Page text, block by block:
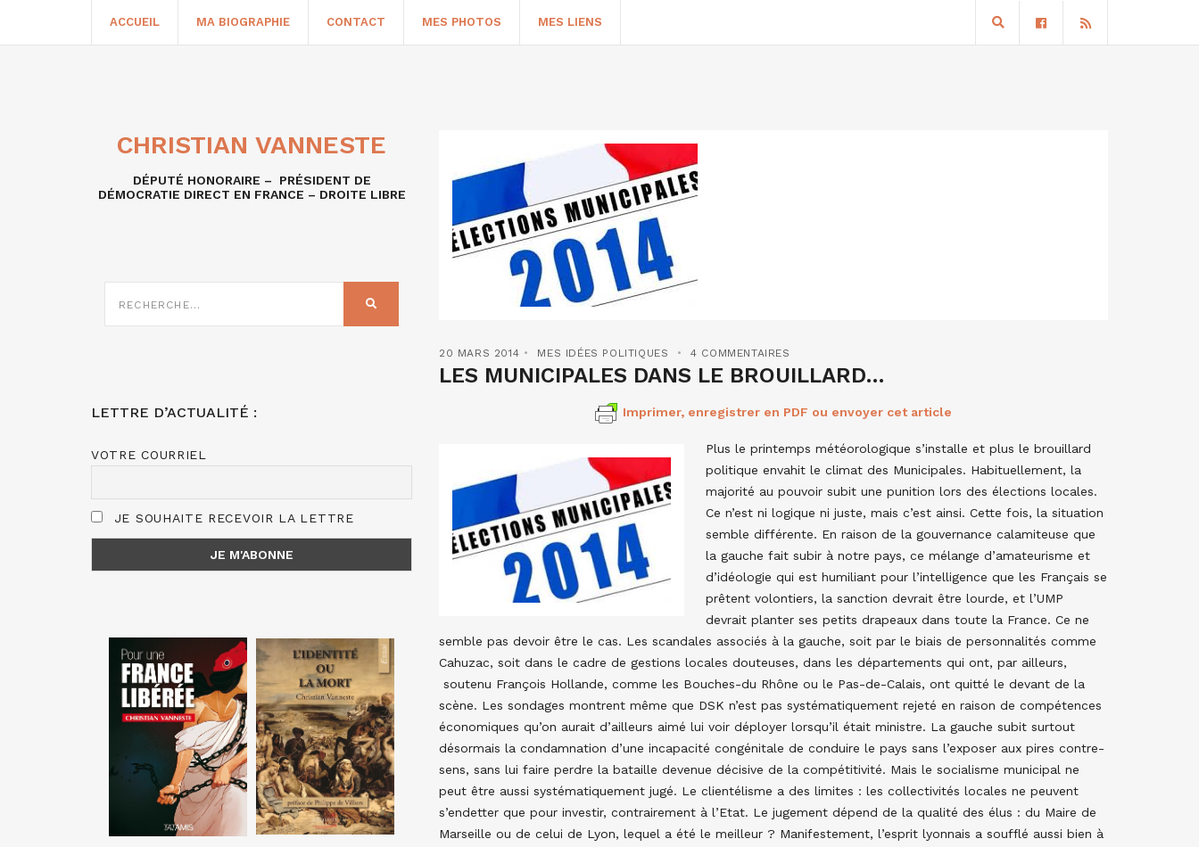
ACCUEIL MA BIOGRAPHIE CONTACT MES PHOTOS MES LIENS
20 MARS 2014 MES IDÉES POLITIQUES 4 COMMENTAIRES
LES MUNICIPALES DANS LE BROUILLARD…
Imprimer, enregistrer en PDF ou envoyer cet article
Plus le printemps météorologique s’installe et plus le brouillard
politique envahit le climat des Municipales. Habituellement, la
majorité au pouvoir subit une punition lors des élections locales.
Ce n’est ni logique ni juste, mais c’est ainsi. Cette fois, la situation
semble différente. En raison de la gouvernance calamiteuse que
la gauche fait subir à notre pays, ce mélange d’amateurisme et
d’idéologie qui est humiliant pour l’intelligence que les Français se
prêtent volontiers, la sanction devrait être lourde, et l’UMP
devrait planter ses petits drapeaux dans toute la France. Ce ne
semble pas devoir être le cas. Les scandales associés à la gauche, soit par le biais de personnalités comme
Cahuzac, soit dans le cadre de gestions locales douteuses, dans les départements qui ont, par ailleurs,
soutenu François Hollande, comme les Bouches-du Rhône ou le Pas-de-Calais, ont quitté le devant de la
scène. Les sondages montrent même que DSK n’est pas systématiquement rejeté en raison de compétences
économiques qu’on aurait d’ailleurs aimé lui voir déployer lorsqu’il était ministre. La gauche subit surtout
désormais la condamnation d’une incapacité congénitale de conduire le pays sans l’exposer aux pires contre-
sens, sans lui faire perdre la bataille devenue décisive de la compétitivité. Mais le socialisme municipal ne
peut être aussi systématiquement jugé. Le clientélisme a des limites : les collectivités locales ne peuvent
s’endetter que pour investir, contrairement à l’Etat. Le jugement dépend de la qualité des élus : du Maire de
Marseille ou de celui de Lyon, lequel a été le meilleur ? Manifestement, l’esprit lyonnais a soufflé aussi bien à
CHRISTIAN VANNESTE
DÉPUTÉ HONORAIRE – PRÉSIDENT DE
DÉMOCRATIE DIRECT EN FRANCE – DROITE LIBRE
SUR
LETTRE D’ACTUALITÉ :
VOTRE COURRIEL
JE SOUHAITE RECEVOIR LA LETTRE